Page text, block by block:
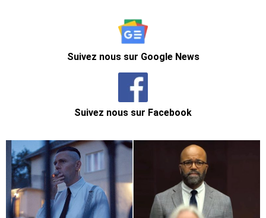
Suivez nous sur Google News
Suivez nous sur Facebook